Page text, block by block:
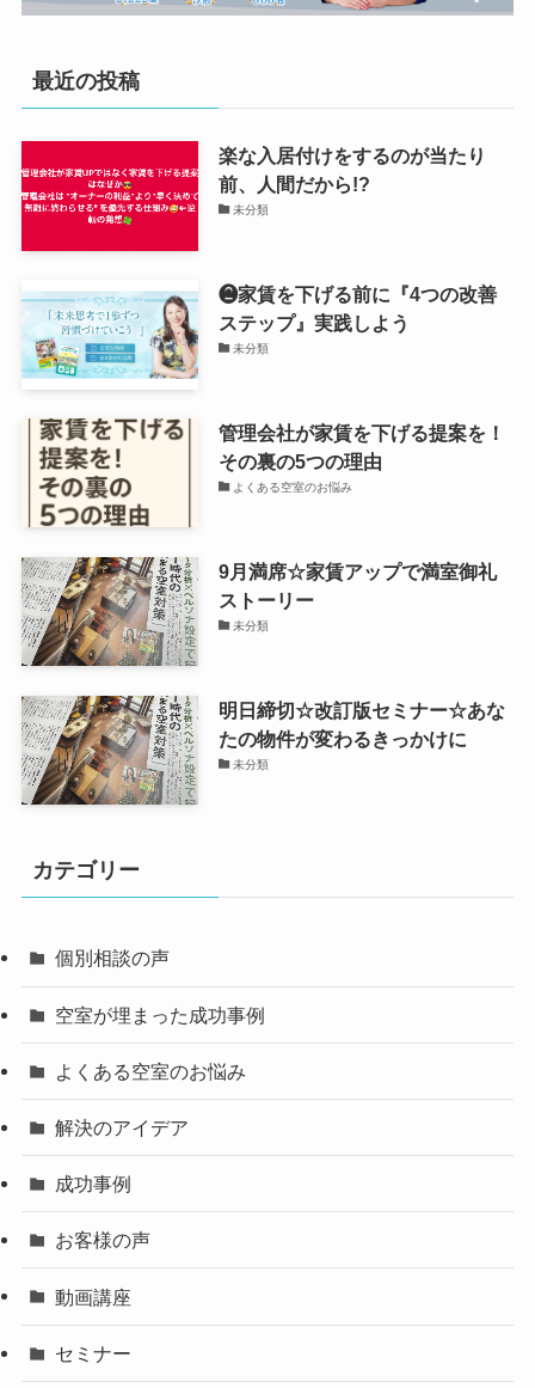
最近の投稿
楽な入居付けをするのが当たり
前、人間だから!?
未分類
❷家賃を下げる前に『4つの改善
ステップ』実践しよう
未分類
管理会社が家賃を下げる提案を！
その裏の5つの理由
よくある空室のお悩み
9月満席☆家賃アップで満室御礼
ストーリー
未分類
明日締切☆改訂版セミナー☆あな
たの物件が変わるきっかけに
未分類
カテゴリー
個別相談の声
空室が埋まった成功事例
よくある空室のお悩み
解決のアイデア
成功事例
お客様の声
動画講座
セミナー